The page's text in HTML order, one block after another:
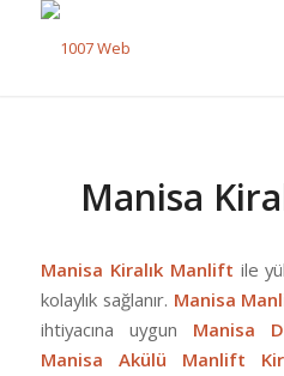
Manisa
Manisa Kiralık Manlift ile
kolaylık sağlanır. Manisa
ihtiyacına uygun Manisa
Manisa Akülü Manlift